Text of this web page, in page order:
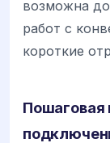
возможна
работ с
короткие
Пошаговая